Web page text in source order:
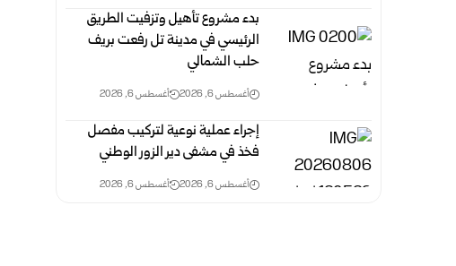
بدء مشروع تأهيل وتزفيت الطريق
الرئيسي في مدينة تل رفعت بريف
حلب الشمالي
أغسطس 6, 2026 أغسطس 6, 2026
إجراء عملية نوعية لتركيب مفصل
فخذ في مشفى دير الزور الوطني
أغسطس 6, 2026 أغسطس 6, 2026